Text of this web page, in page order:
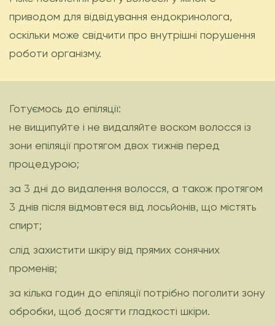
приводом для відвідування ендокринолога,
оскільки може свідчити про внутрішні порушення
роботи організму.
Готуємось до епіляції:
не вищипуйте і не видаляйте воском волосся із
зони епіляції протягом двох тижнів перед
процедурою;
за 3 дні до видалення волосся, а також протягом
3 днів після відмовтеся від лосьйонів, що містять
спирт;
слід захистити шкіру від прямих сонячних
променів;
за кілька годин до епіляції потрібно поголити зону
обробки, щоб досягти гладкості шкіри.